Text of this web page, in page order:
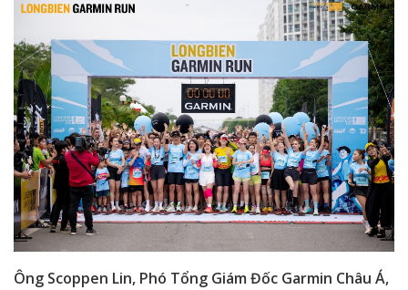
Ông Scoppen Lin, Phó Tổng Giám Đốc Garmin Châu Á,